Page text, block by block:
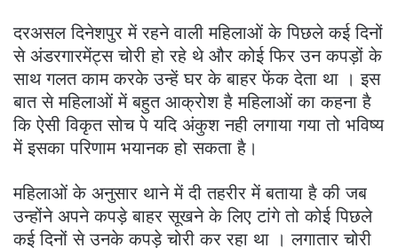
दरअसल दिनेशपुर में रहने वाली महिलाओं के पिछले कई दिनों
से अंडरगारमेंट्स चोरी हो रहे थे और कोई फिर उन कपड़ों के
साथ गलत काम करके उन्हें घर के बाहर फेंक देता था । इस
बात से महिलाओं में बहुत आक्रोश है महिलाओं का कहना है
कि ऐसी विकृत सोच पे यदि अंकुश नही लगाया गया तो भविष्य
में इसका परिणाम भयानक हो सकता है।
महिलाओं के अनुसार थाने में दी तहरीर में बताया है की जब
उन्होंने अपने कपड़े बाहर सूखने के लिए टांगे तो कोई पिछले
कई दिनों से उनके कपड़े चोरी कर रहा था । लगातार चोरी